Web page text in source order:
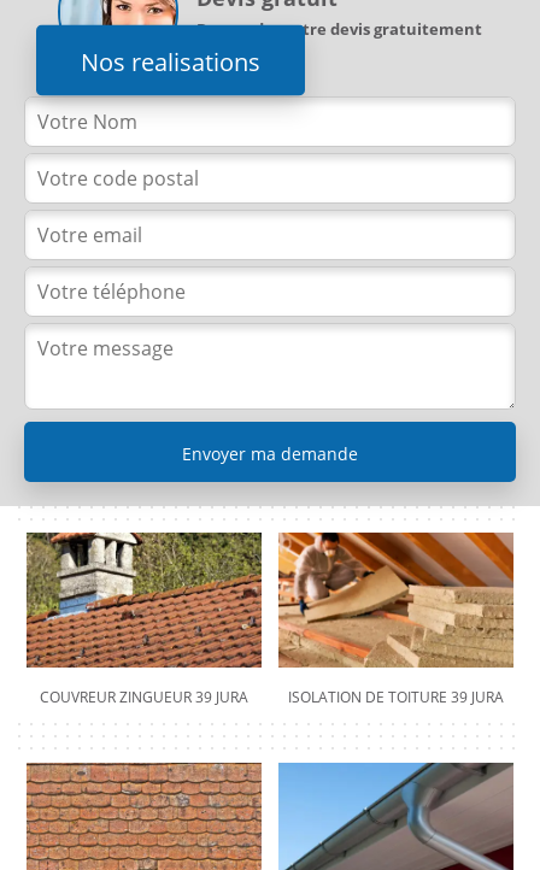
Nos realisations
Demandez votre devis gratuitement
COUVREUR ZINGUEUR 39 JURA ISOLATION DE TOITURE 39 JURA